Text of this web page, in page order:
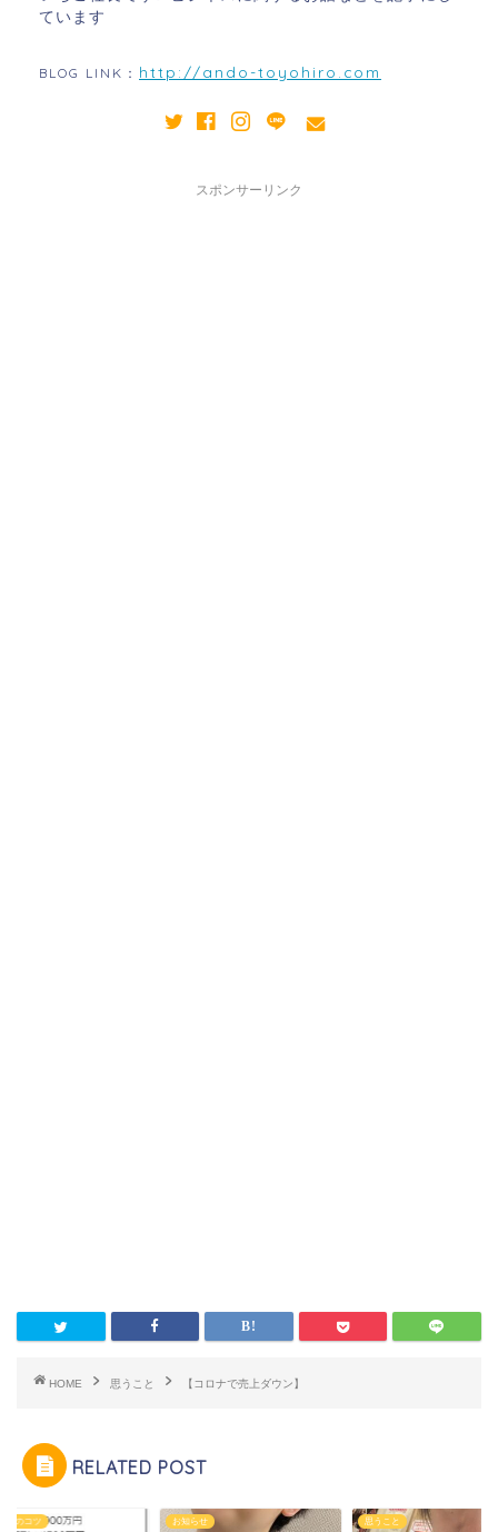
ています
BLOG LINK： http://ando-toyohiro.com
スポンサーリンク
HOME 思うこと 【コロナで売上ダウン】
RELATED POST
スのコツ お知らせ 思うこと